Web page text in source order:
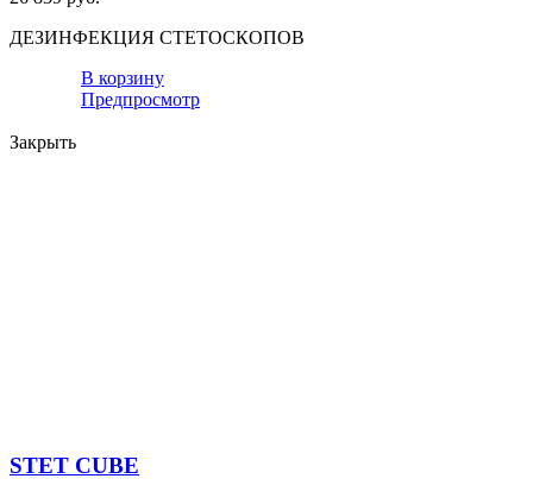
Дезинфекция стетоскопов(2)
ДЕЗИНФЕКЦИЯ СТЕТОСКОПОВ
В корзину
Предпросмотр
Закрыть
STET CUBE